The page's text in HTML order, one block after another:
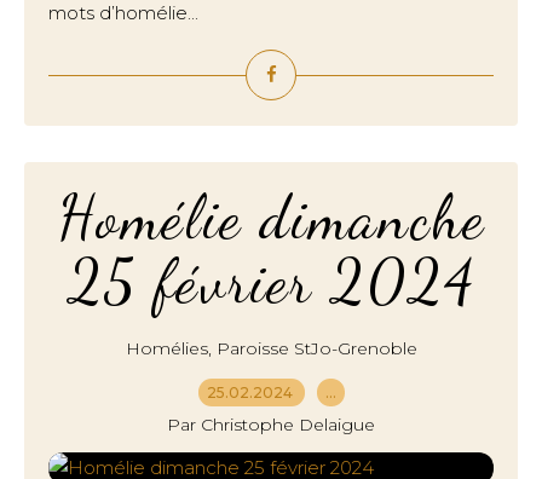
mots d’homélie...
Homélie dimanche
25 février 2024
Homélies, Paroisse StJo-Grenoble
25.02.2024 …
Par Christophe Delaigue